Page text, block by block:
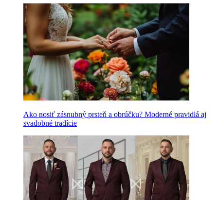
Ako nosiť zásnubný prsteň a obrúčku? Moderné pravidlá aj
svadobné tradície